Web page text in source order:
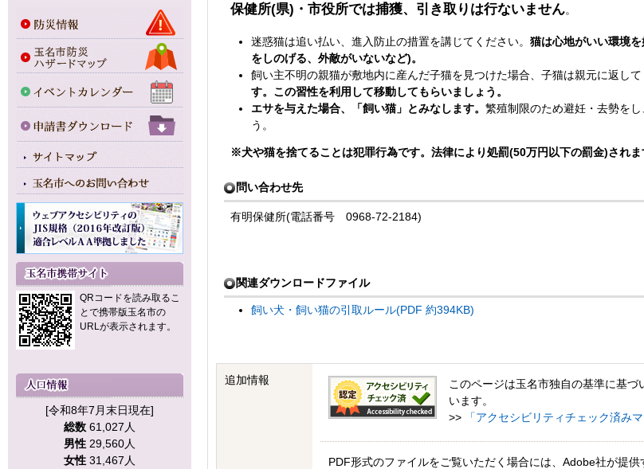
QRコードを読み取るこ
とで携帯版玉名市の
URLが表示されます。
[令和8年7月末日現在]
総数 61,027人
男性 29,560人
女性 31,467人
保健所(県)・市役所では捕獲、引き取 りは行ないません。
迷惑猫は追い払い、進入防止の措置を講じてください。 猫は心地がいい環境
をしのげる、外敵がいないなど)。
飼い主不明の親猫が敷地内に産んだ子猫を見つけた場合、子猫は親元に返して
す。この習性を利用して移動してもらいましょう。
エサを与えた場合、「飼い猫」とみなします。 繁殖制限のため避妊・去勢を
う。
※犬や猫を捨てることは犯罪行為です。法律により処罰(50万円以下の罰金)されま
問い合わせ先
有明保健所(電話番号 0968-72-2184)
関連ダウンロードファイル
飼い犬・飼い猫の引取ルール(PDF 約394KB)
追加情報
このページは玉名市独自の基準に基
います。
>>
「アクセシビリティチェック済み
PDF形式のファイルをご覧いただく場合には、Adobe社が提供